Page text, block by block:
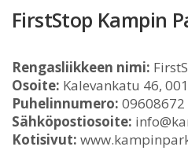
FirstStop Kampin
Rengasliikkeen nimi:
Osoite: Kalevankatu 46,
Puhelinnumero: 09608672
Sähköpostiosoite:
Kotisivut: